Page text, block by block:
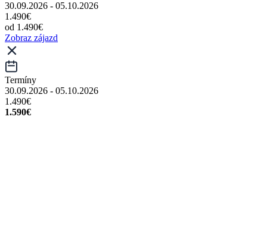
30.09.2026 - 05.10.2026
1.490€
od 1.490€
Zobraz zájazd
Termíny
30.09.2026 - 05.10.2026
1.490€
1.590€